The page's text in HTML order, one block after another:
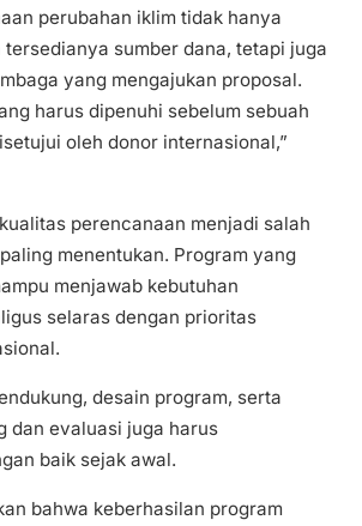
perubahan iklim tidak hanya
sumber dana, tetapi juga
yang mengajukan proposal.
harus dipenuhi sebelum sebuah
oleh donor internasional,”
perencanaan menjadi salah
menentukan. Program yang
menjawab kebutuhan
selaras dengan prioritas
desain program, serta
dan evaluasi juga harus
baik sejak awal.
bahwa keberhasilan program